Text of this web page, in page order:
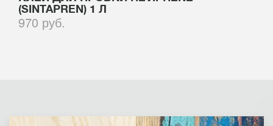
(SINTAPREN) 1 Л
970 руб.